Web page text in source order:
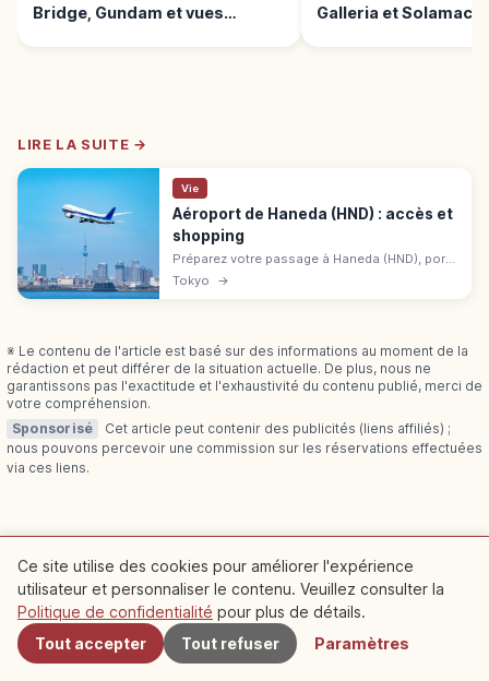
Bridge, Gundam et vues
Galleria et Solamachi
LIRE LA SUITE →
Vie
Aéroport de Haneda (HND) : accès et
shopping
Préparez votre passage à Haneda (HND), porte
de Tokyo à 3 terminaux, avec accès Keikyu,
monorail, navette gratuite, shopping et Wi-Fi.
Tokyo →
※ Le contenu de l'article est basé sur des informations au moment de la
rédaction et peut différer de la situation actuelle. De plus, nous ne
garantissons pas l'exactitude et l'exhaustivité du contenu publié, merci de
votre compréhension.
Sponsorisé
Cet article peut contenir des publicités (liens affiliés) ;
nous pouvons percevoir une commission sur les réservations effectuées
via ces liens.
Articles connexes
Découvrez plus d'articles dans cette catégorie
À proximité
Ce site utilise des cookies pour améliorer l'expérience
utilisateur et personnaliser le contenu. Veuillez consulter la
Politique de confidentialité pour plus de détails.
Tout accepter
Tout refuser Paramètres